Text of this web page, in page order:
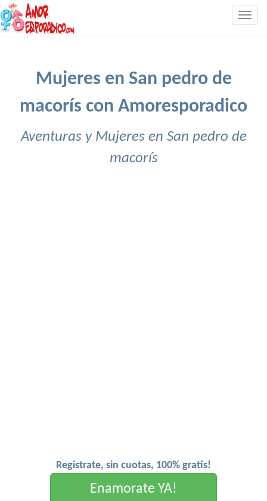
Mujeres en San pedro de
macorís con Amoresporadico
Aventuras y Mujeres en San pedro de
macorís
Registrate, sin cuotas, 100% gratis!
Enamorate YA!